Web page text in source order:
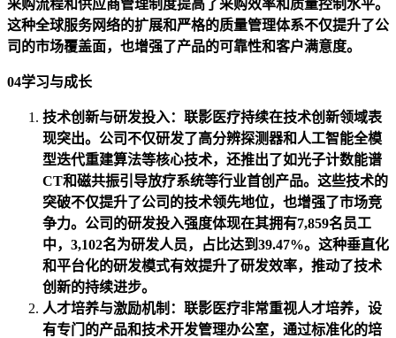
采购流程和供应商管理制度提高了采购效率和质量控制水平。
这种全球服务网络的扩展和严格的质量管理体系不仅提升了公
司的市场覆盖面，也增强了产品的可靠性和客户满意度。
04学习与成长
技术创新与研发投入：联影医疗持续在技术创新领域表
现突出。公司不仅研发了高分辨探测器和人工智能全模
型迭代重建算法等核心技术，还推出了如光子计数能谱
CT和磁共振引导放疗系统等行业首创产品。这些技术的
突破不仅提升了公司的技术领先地位，也增强了市场竞
争力。公司的研发投入强度体现在其拥有7,859名员工
中，3,102名为研发人员，占比达到39.47%。这种垂直化
和平台化的研发模式有效提升了研发效率，推动了技术
创新的持续进步。
人才培养与激励机制：联影医疗非常重视人才培养，设
有专门的产品和技术开发管理办公室，通过标准化的培